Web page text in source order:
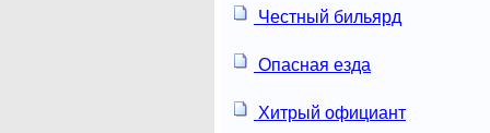
Честный бильярд
Опасная езда
Хитрый официант